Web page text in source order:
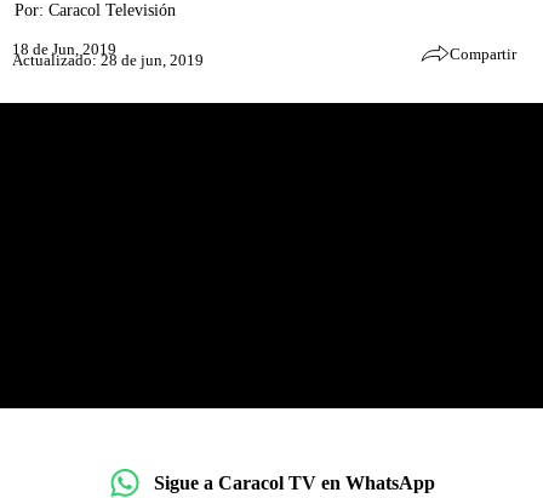
Por: Caracol Televisión
18 de Jun, 2019
Actualizado: 28 de jun, 2019 Compartir
Sigue a Caracol TV en WhatsApp